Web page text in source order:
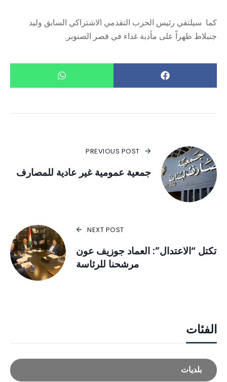
كما سيلتقي رئيس الحزب التقدمي الاشتراكي السابق وليد
جنبلاط ظهراً على مأدبة غداء في قصر الصنوبر.
PREVIOUS POST
جمعية عمومية غير عادية للمصارف
NEXT POST
تكتل “الاعتدال”: العماد جوزيف عون
مرشحنا للرئاسة
الفئات
بلديات